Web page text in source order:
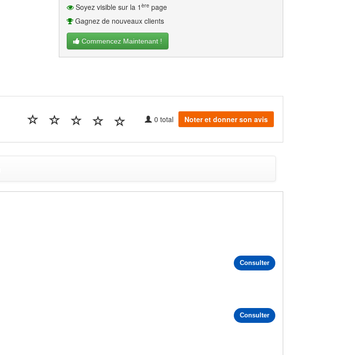
Soyez visible sur la 1 èrepage
Gagnez de nouveaux clients
Commencez Maintenant !
0 total Noter et donner son avis
Consulter
Consulter